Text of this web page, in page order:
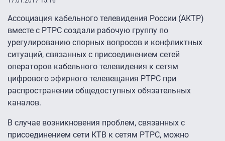
Ассоциация кабельного телевидения России (АКТР)
вместе с РТРС создали рабочую группу по
урегулированию спорных вопросов и конфликтных
ситуаций, связанных с присоединением сетей
операторов кабельного телевидения к сетям
цифрового эфирного телевещания РТРС при
распространении общедоступных обязательных
каналов.
В случае возникновения проблем, связанных с
присоединением сети КТВ к сетям РТРС, можно